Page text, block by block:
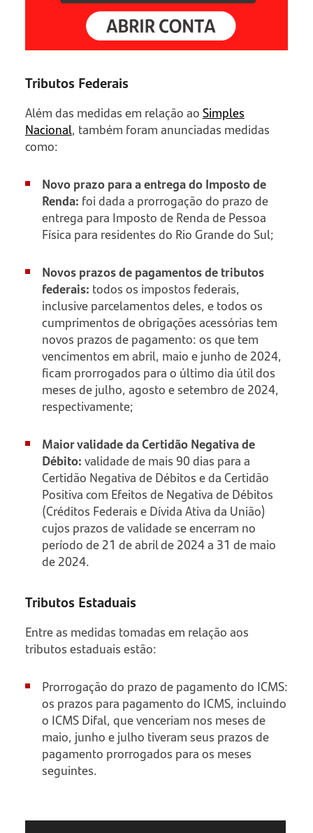
Tributos Federais
Além das medidas em relação aoSimples
Nacional, também foram anunciadas medidas
como:
Novo prazo para a entrega do Imposto de
Renda: foi dada a prorrogação do prazo de
entrega para Imposto de Renda de Pessoa
Física para residentes do Rio Grande do Sul;
Novos prazos de pagamentos de tributos
federais: todos os impostos federais,
inclusive parcelamentos deles, e todos os
cumprimentos de obrigações acessórias tem
novos prazos de pagamento: os que tem
vencimentos em abril, maio e junho de 2024,
ficam prorrogados para o último dia útil dos
meses de julho, agosto e setembro de 2024,
respectivamente;
Maior validade da Certidão Negativa de
Débito:validade de mais 90 dias para a
Certidão Negativa de Débitos e da Certidão
Positiva com Efeitos de Negativa de Débitos
(Créditos Federais e Dívida Ativa da União)
cujos prazos de validade se encerram no
período de 21 de abril de 2024 a 31 de maio
de 2024.
Tributos Estaduais
Entre as medidas tomadas em relação aos
tributos estaduais estão:
Prorrogação do prazo de pagamento do ICMS:
os prazos para pagamento do ICMS, incluindo
o ICMS Difal, que venceriam nos meses de
maio, junho e julho tiveram seus prazos de
pagamento prorrogados para os meses
seguintes.